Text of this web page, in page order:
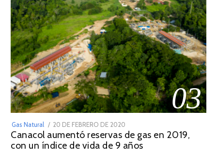
03
Gas Natural
POSTED
ON
20 DE FEBRERO DE 2020
DE
JULIO
Canacol aumentó reservas de gas en 2019,
con un índice de vida de 9 años